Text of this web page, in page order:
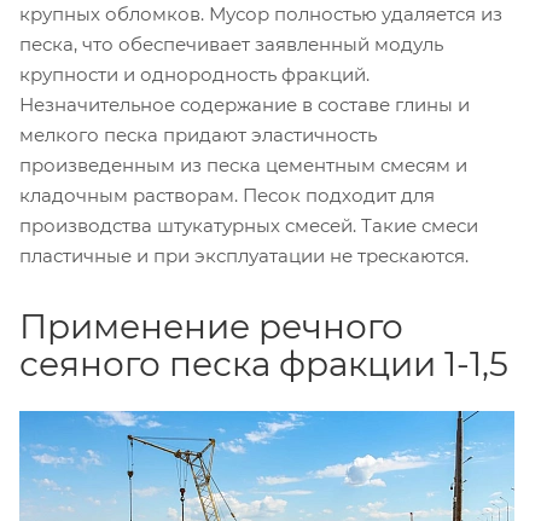
крупных обломков. Мусор полностью удаляется из
песка, что обеспечивает заявленный модуль
крупности и однородность фракций.
Незначительное содержание в составе глины и
мелкого песка придают эластичность
произведенным из песка цементным смесям и
кладочным растворам. Песок подходит для
производства штукатурных смесей. Такие смеси
пластичные и при эксплуатации не трескаются.
Применение речного
сеяного песка фракции 1-1,5